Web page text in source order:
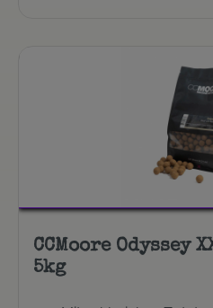
CCMoore Odyssey
5kg